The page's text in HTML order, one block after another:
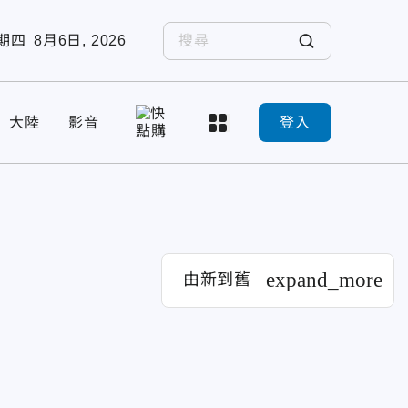
四 8月6日, 2026
大陸 影音 登入
由新到舊 expand_more